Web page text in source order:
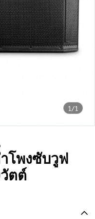
1/1
โพงซับวูฟ
ตต์